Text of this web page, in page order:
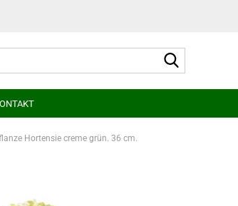
Hortensie creme grün. 36 cm.